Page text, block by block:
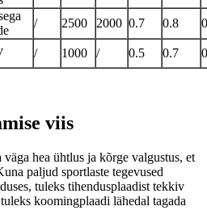
/ 2500 2000 0.7 0.8
/ 1000 / 0.5 0.7
viis
hea ühtlus ja kõrge valgustus, et
paljud sportlaste tegevused
tuleks tihendusplaadist tekkiv
koomingplaadi lähedal tagada